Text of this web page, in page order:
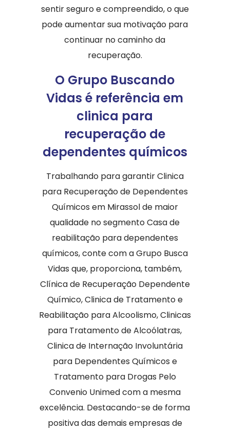
sentir seguro e compreendido, o que
pode aumentar sua motivação para
continuar no caminho da
recuperação.
O Grupo Buscando
Vidas é referência em
clinica para
recuperação de
dependentes químicos
Trabalhando para garantir Clinica
para Recuperação de Dependentes
Químicos em Mirassol de maior
qualidade no segmento Casa de
reabilitação para dependentes
químicos, conte com a Grupo Busca
Vidas que, proporciona, também,
Clínica de Recuperação Dependente
Químico, Clinica de Tratamento e
Reabilitação para Alcoolismo, Clinicas
para Tratamento de Alcoólatras,
Clinica de Internação Involuntária
para Dependentes Químicos e
Tratamento para Drogas Pelo
Convenio Unimed com a mesma
excelência. Destacando-se de forma
positiva das demais empresas de